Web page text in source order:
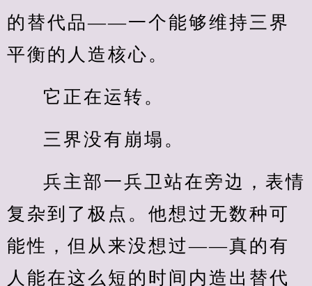
的替代品——一个能够维持三界
平衡的人造核心。
它正在运转。
三界没有崩塌。
兵主部一兵卫站在旁边，表情
复杂到了极点。他想过无数种可
能性，但从来没想过——真的有
人能在这么短的时间内造出替代